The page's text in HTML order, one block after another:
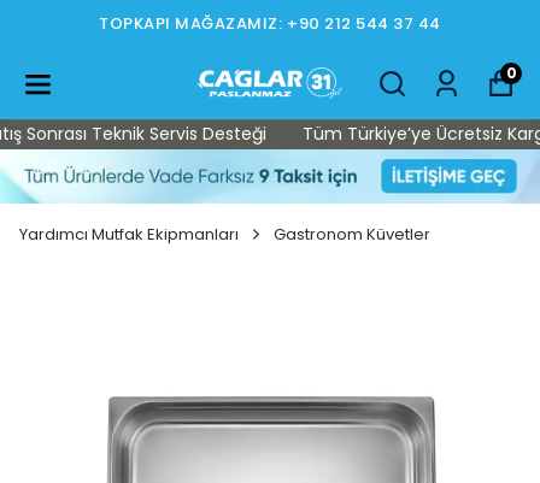
TOPKAPI MAĞAZAMIZ: +90 212 544 37 44
0
Teknik Servis Desteği Tüm Türkiye’ye Ücretsiz Kargo
Yardımcı Mutfak Ekipmanları Gastronom Küvetler